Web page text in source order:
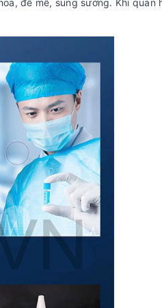
đê mê, sung sướng. Khi quan